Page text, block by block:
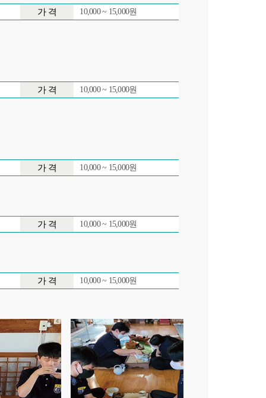
가 격 10,000 ~ 15,000원
가 격 10,000 ~ 15,000원
가 격 10,000 ~ 15,000원
가 격 10,000 ~ 15,000원
가 격 10,000 ~ 15,000원